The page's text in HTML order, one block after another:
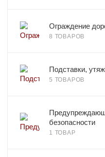
Ограждение
8 ТОВАРОВ
Подставки,
5 ТОВАРОВ
безопасности
1 ТОВАР